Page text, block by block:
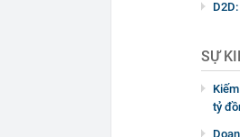
SỰ
tỷ